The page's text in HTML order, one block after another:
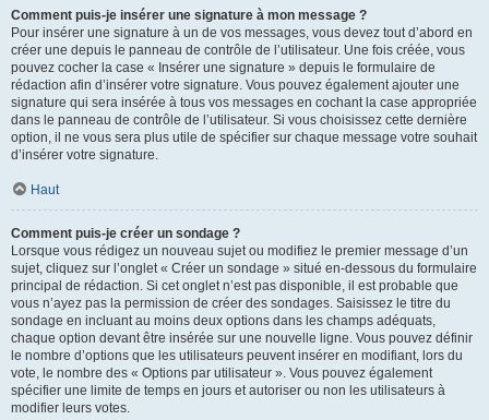
Comment puis-je insérer une signature à mon message ?
Pour insérer une signature à un de vos messages, vous devez tout d’abord en
créer une depuis le panneau de contrôle de l’utilisateur. Une fois créée, vous
pouvez cocher la case « Insérer une signature » depuis le formulaire de
rédaction afin d’insérer votre signature. Vous pouvez également ajouter une
signature qui sera insérée à tous vos messages en cochant la case appropriée
dans le panneau de contrôle de l’utilisateur. Si vous choisissez cette dernière
option, il ne vous sera plus utile de spécifier sur chaque message votre souhait
d’insérer votre signature.
Haut
Comment puis-je créer un sondage ?
Lorsque vous rédigez un nouveau sujet ou modifiez le premier message d’un
sujet, cliquez sur l’onglet « Créer un sondage » situé en-dessous du formulaire
principal de rédaction. Si cet onglet n’est pas disponible, il est probable que
vous n’ayez pas la permission de créer des sondages. Saisissez le titre du
sondage en incluant au moins deux options dans les champs adéquats,
chaque option devant être insérée sur une nouvelle ligne. Vous pouvez définir
le nombre d’options que les utilisateurs peuvent insérer en modifiant, lors du
vote, le nombre des « Options par utilisateur ». Vous pouvez également
spécifier une limite de temps en jours et autoriser ou non les utilisateurs à
modifier leurs votes.